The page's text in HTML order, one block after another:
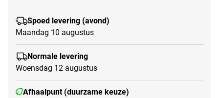
Spoed levering (avond)
Maandag 10 augustus
Normale levering
Woensdag 12 augustus
Afhaalpunt (duurzame keuze)